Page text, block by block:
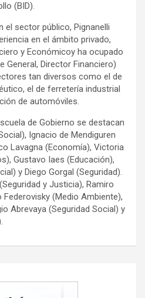
(BID).
el sector público, Pignanelli
en el ámbito privado,
y Económicoy ha ocupado
General, Director Financiero)
tan diversos como el de
el de ferretería industrial
de automóviles.
de Gobierno se destacan
Ignacio de Mendiguren
Lavagna (Economía), Victoria
Gustavo Iaes (Educación),
y Diego Gorgal (Seguridad).
y Justicia), Ramiro
(Medio Ambiente),
Abrevaya (Seguridad Social) y